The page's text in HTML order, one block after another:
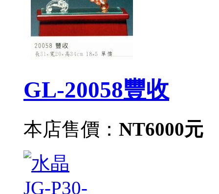
GL-20058豐收
本店售價： NT6000元